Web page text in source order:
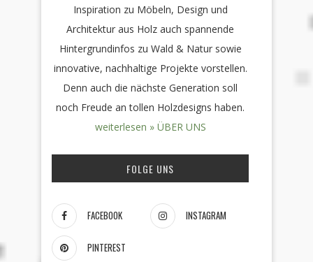
Inspiration zu Möbeln, Design und
Architektur aus Holz auch spannende
Hintergrundinfos zu Wald & Natur sowie
innovative, nachhaltige Projekte vorstellen.
Denn auch die nächste Generation soll
noch Freude an tollen Holzdesigns haben.
weiterlesen » ÜBER UNS
FOLGE UNS
FACEBOOK INSTAGRAM
PINTEREST